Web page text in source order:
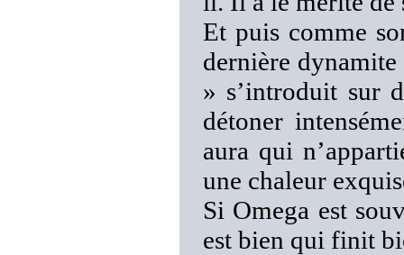
Et puis comme
dernière
» s’introduit sur
détoner
aura qui
une chaleur
Si Omega est
est bien qui finit